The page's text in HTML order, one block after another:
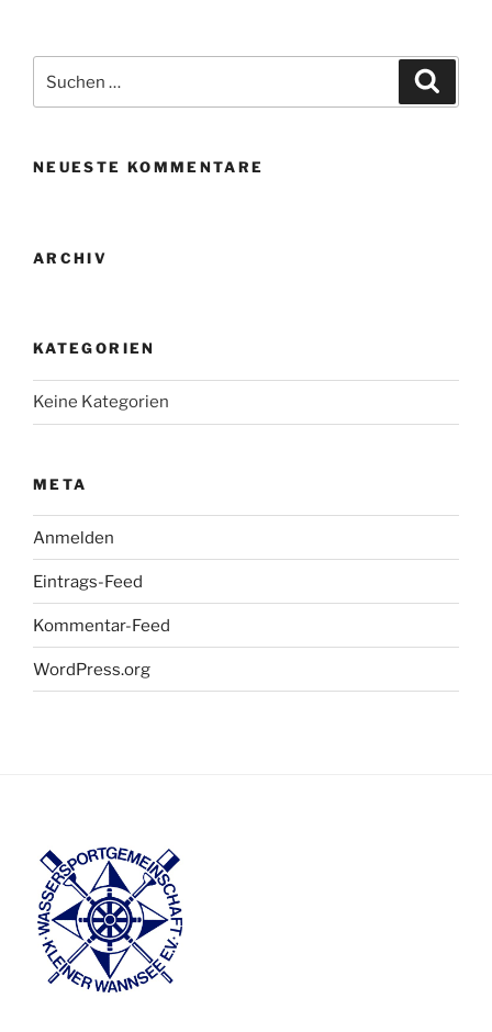
nach:
NEUESTE KOMMENTARE
ARCHIV
KATEGORIEN
Keine Kategorien
META
Anmelden
Eintrags-Feed
Kommentar-Feed
WordPress.org